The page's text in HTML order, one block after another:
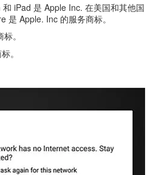
iPad 是 Apple Inc. 在美国和其他国
是 Apple. Inc 的服务商标。
。
。